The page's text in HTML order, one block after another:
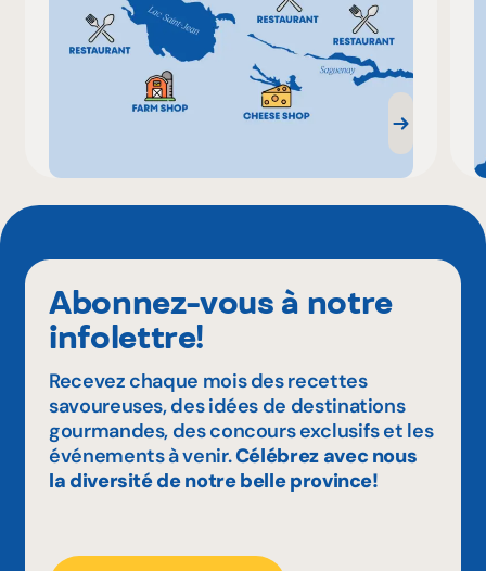
Abonnez-vous à notre
infolettre!
Recevez chaque mois des recettes
savoureuses, des idées de destinations
gourmandes, des concours exclusifs et les
événements à venir.Célébrez avec nous
la diversité de notre belle province!